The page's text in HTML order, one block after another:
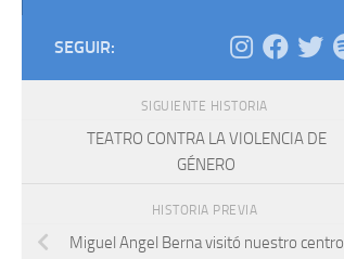
SEGUIR:
SIGUIENTE HISTORIA
TEATRO CONTRA LA VIOLENCIA DE
GÉNERO
HISTORIA PREVIA
Miguel Angel Berna visitó nuestro centro